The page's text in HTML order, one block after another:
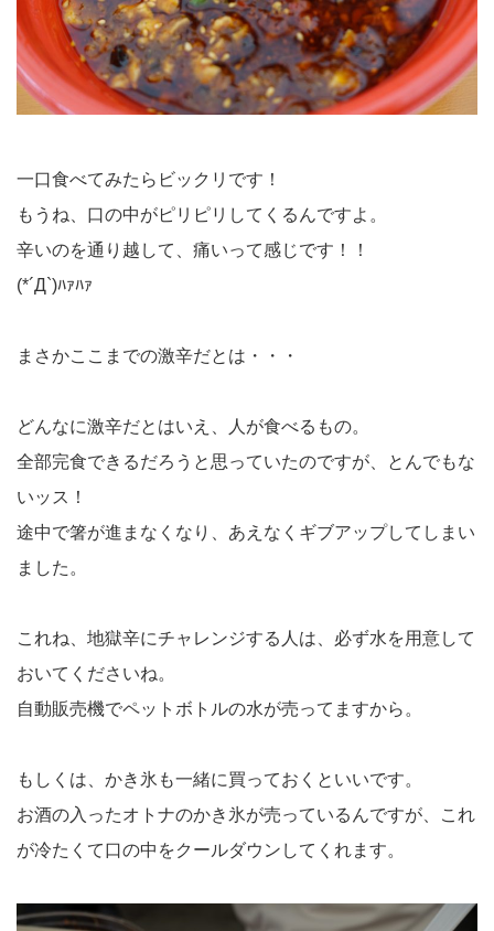
一口食べてみたらビックリです！
もうね、口の中がピリピリしてくるんですよ。
辛いのを通り越して、痛いって感じです！！
(*´Д`)ﾊｧﾊｧ
まさかここまでの激辛だとは・・・
どんなに激辛だとはいえ、人が食べるもの。
全部完食できるだろうと思っていたのですが、とんでもな
いッス！
途中で箸が進まなくなり、あえなくギブアップしてしまい
ました。
これね、地獄辛にチャレンジする人は、必ず水を用意して
おいてくださいね。
自動販売機でペットボトルの水が売ってますから。
もしくは、かき氷も一緒に買っておくといいです。
お酒の入ったオトナのかき氷が売っているんですが、これ
が冷たくて口の中をクールダウンしてくれます。